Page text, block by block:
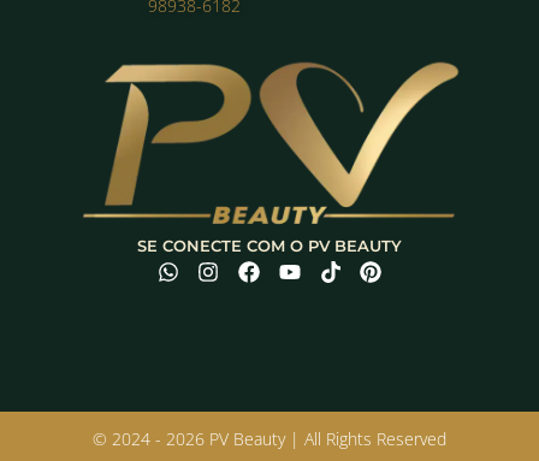
98938-6182
SE CONECTE COM O PV BEAUTY
© 2024 - 2026 PV Beauty | All Rights Reserved